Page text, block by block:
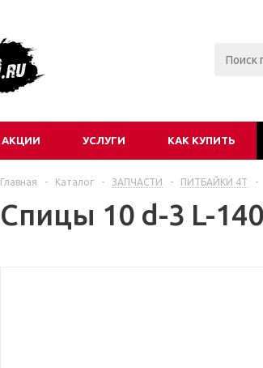
АКЦИИ УСЛУГИ КАК КУПИТЬ
Главная - Каталог - ЗАПЧАСТИ - ПИТБАЙКИ 4Т -
Спицы 10 d-3 L-